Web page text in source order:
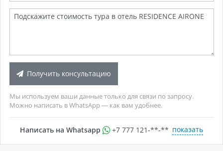
Получить консультацию
Мы используем ваши данные только для связи по запросу.
Можно написать в WhatsApp — как вам удобнее.
Написать на Whatsapp +7 777 121-**-** показать